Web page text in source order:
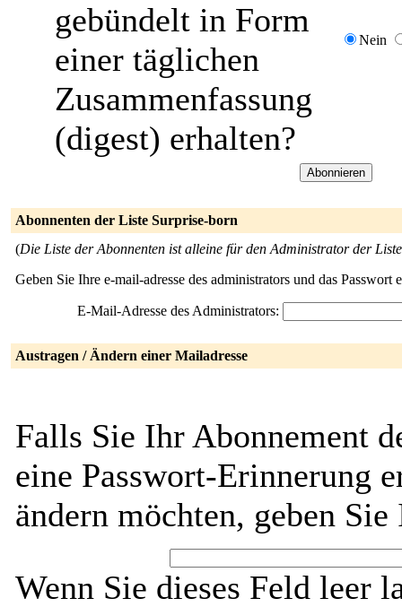
gebündelt in Form
einer täglichen
Zusammenfassung
(digest) erhalten?
Nein
Abonnenten der Liste Surprise-born
(Die Liste der Abonnenten ist alleine für den Administrator der
Geben Sie Ihre e-mail-adresse des administrators und das
E-Mail-Adresse des Administrators:
Austragen / Ändern einer Mailadresse
Falls Sie Ihr Abonnement
eine Passwort-Erinnerung
ändern möchten, geben
Wenn Sie dieses Feld leer